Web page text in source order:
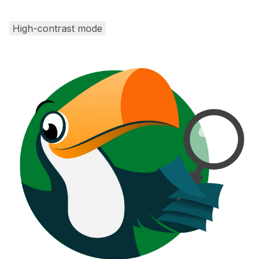
High-contrast mode